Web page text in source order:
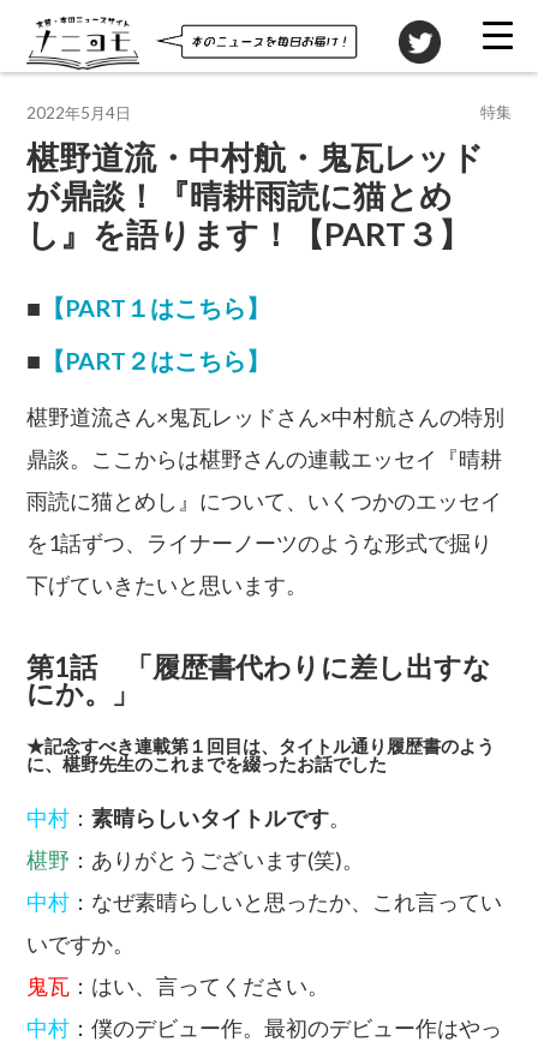
椹野道流・中村航・鬼瓦レッド
が鼎談！『晴耕雨読に猫とめ
し』を語ります！【PART３】
■ 【PART１はこちら】
■ 【PART２はこちら】
椹野道流さん×鬼瓦レッドさん×中村航さんの特別
鼎談。ここからは椹野さんの連載エッセイ『晴耕
雨読に猫とめし』について、いくつかのエッセイ
を1話ずつ、ライナーノーツのような形式で掘り
下げていきたいと思います。
第1話 「履歴書代わりに差し出すな
にか。」
★記念すべき連載第１回目は、タイトル通り履歴書のよう
に、椹野先生のこれまでを綴ったお話でした
中村 ：素晴らしいタイトルです。
椹野 ：ありがとうございます(笑)。
中村 ：なぜ素晴らしいと思ったか、これ言ってい
いですか。
鬼瓦 ：はい、言ってください。
中村 ：僕のデビュー作。最初のデビュー作はやっ
2022年5月4日 特集